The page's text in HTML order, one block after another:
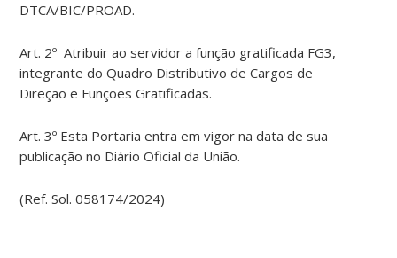
DTCA/BIC/PROAD.
Art. 2º Atribuir ao servidor a função gratificada FG3,
integrante do Quadro Distributivo de Cargos de
Direção e Funções Gratificadas.
Art. 3º Esta Portaria entra em vigor na data de sua
publicação no Diário Oficial da União.
(Ref. Sol. 058174/2024)